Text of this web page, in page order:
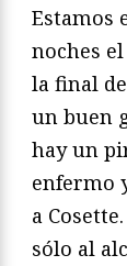
Estamos
noches
la final
un buen
hay un
enfermo
a
sólo al